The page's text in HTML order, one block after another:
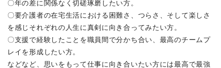
〇年の差に関係なく切磋琢磨したい方。
〇要介護者の在宅生活における困難さ、つらさ、そして楽しさ
を感じそれぞれの人生に真剣に向き合ってみたい方。
〇支援で経験したことを職員間で分かち合い、最高のチームプ
レイを形成したい方。
などなど、思いをもって仕事に向き合いたい方には最高で最強